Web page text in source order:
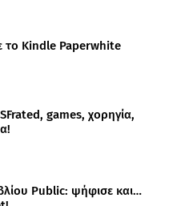
το Kindle Paperwhite
games, χορηγία,
Public: ψήφισε και…